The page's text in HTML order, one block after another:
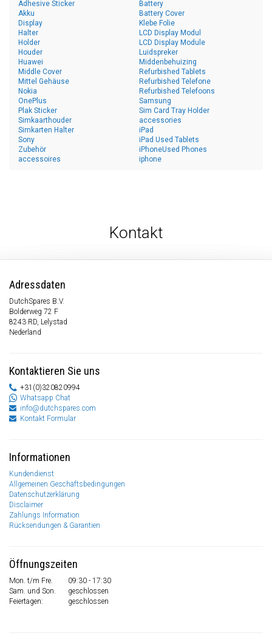
Adhesive Sticker
Akku
Battery
Battery Cover
Display
Halter
Holder
Houder
Huawei
Klebe Folie
LCD Display Modul
LCD Display Module
Luidspreker
Middenbehuizing
Middle Cover
Mittel Gehäuse
Nokia
OnePlus
Plak Sticker
Refurbished Tablets
Refurbished Telefone
Refurbished Telefoons
Samsung
Sim Card Tray Holder
Simkaarthouder
Simkarten Halter
Sony
Zubehör
accessoires
accessories
iPad
iPad Used Tablets
iPhoneUsed Phones
iphone
Kontakt
Adressdaten
DutchSpares B.V.
Bolderweg 72 F
8243 RD, Lelystad
Nederland
Kontaktieren Sie uns
+31(0)320820994
Whatsapp Chat
info@dutchspares.com
Kontakt Formular
Informationen
Kundendienst
Allgemeinen Geschäftsbedingungen
Datenschutzerklärung
Disclaimer
Zahlungs Information
Rücksendungen & Garantien
Öffnungszeiten
Mon. t/m Fre.
09:30 - 17:30
Sam. und Son.
geschlossen
Feiertagen:
geschlossen